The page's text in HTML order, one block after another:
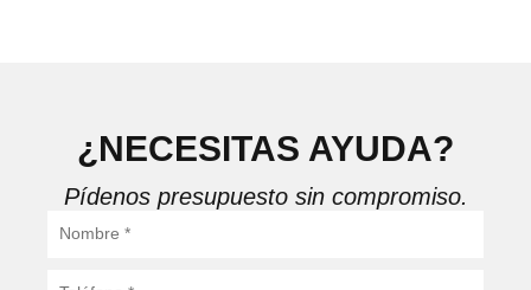
¿NECESITAS AYUDA?
Pídenos presupuesto sin compromiso.